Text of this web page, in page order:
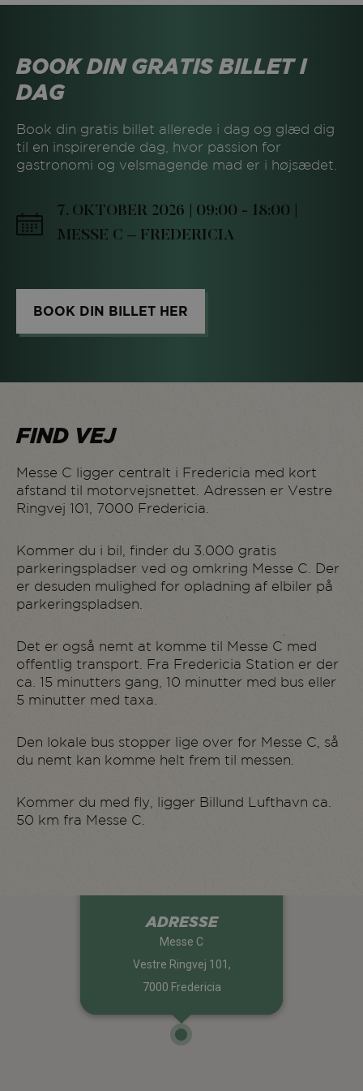
BOOK DIN GRATIS BILLET I
DAG
Book din gratis billet allerede i dag og glæd dig
til en inspirerende dag, hvor passion for
gastronomi og velsmagende mad er i højsædet.
7. OKTOBER 2026 | 09:00 - 18:00 |
MESSE C – FREDERICIA
BOOK DIN BILLET HER
FIND VEJ
Messe C ligger centralt i Fredericia med kort
afstand til motorvejsnettet. Adressen er Vestre
Ringvej 101, 7000 Fredericia.
Kommer du i bil, finder du 3.000 gratis
parkeringspladser ved og omkring Messe C. Der
er desuden mulighed for opladning af elbiler på
parkeringspladsen.
Det er også nemt at komme til Messe C med
offentlig transport. Fra Fredericia Station er der
ca. 15 minutters gang, 10 minutter med bus eller
5 minutter med taxa.
Den lokale bus stopper lige over for Messe C, så
du nemt kan komme helt frem til messen.
Kommer du med fly, ligger Billund Lufthavn ca.
50 km fra Messe C.
ADRESSE
Messe C
Vestre Ringvej 101,
7000 Fredericia